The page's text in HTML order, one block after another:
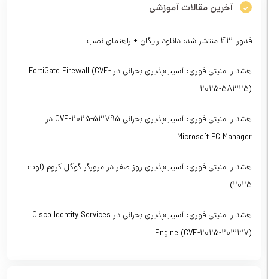
آخرین مقالات آموزشی
فدورا ۴۳ منتشر شد: دانلود رایگان + راهنمای نصب
هشدار امنیتی فوری: آسیب‌پذیری بحرانی در FortiGate Firewall (CVE-
2025-58325)
هشدار امنیتی فوری: آسیب‌پذیری بحرانی CVE-2025-53795 در
Microsoft PC Manager
هشدار امنیتی فوری: آسیب‌پذیری روز صفر در مرورگر گوگل کروم (اوت
2025)
هشدار امنیتی فوری: آسیب‌پذیری بحرانی در Cisco Identity Services
Engine (CVE-2025-20337)